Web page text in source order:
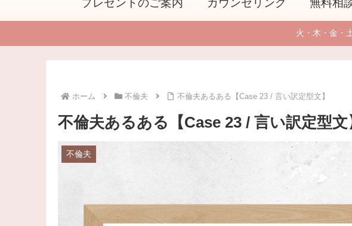
プレゼントのご案内 カウンセリング 無料相
火・木・金・
ホーム 不倫夫 不倫夫あるある【Case 23 / 言い訳定型文】
不倫夫あるある【Case 23 / 言い訳定型文
不倫夫